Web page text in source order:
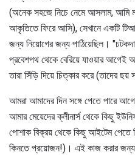
(অনেক সহজে নিচে নেমে আসলাম, আমি
আকৃতিতে ফিরে আসি), সেখানে একটি
জন্য নিয়োগের জন্য পাঠিয়েছিল।
প্রবেশপথ থেকে বেরিয়ে যাওয়ার আগেই
তারা সিঁড়ি দিয়ে চিত্কার করে (তাদের
আমরা আমাদের দিন সঙ্গে পেতে পারে
আমার মেয়েদের ক্লীনার্স থেকে কিছু
পোশাক বিক্রয় থেকে কিছু আইটেম পেতে
কিনতে প্রয়োজন!)। এই কাজ করার জন্য